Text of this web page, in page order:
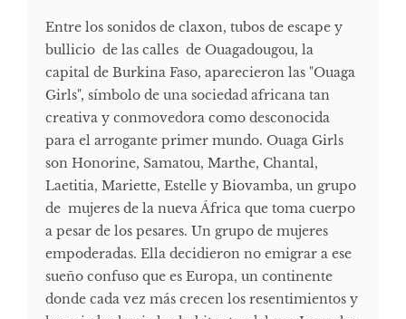
Entre los sonidos de claxon, tubos de escape y
bullicio de las calles de Ouagadougou, la
capital de Burkina Faso, aparecieron las "Ouaga
Girls", símbolo de una sociedad africana tan
creativa y conmovedora como desconocida
para el arrogante primer mundo. Ouaga Girls
son Honorine, Samatou, Marthe, Chantal,
Laetitia, Mariette, Estelle y Biovamba, un grupo
de mujeres de la nueva África que toma cuerpo
a pesar de los pesares. Un grupo de mujeres
empoderadas. Ella decidieron no emigrar a ese
sueño confuso que es Europa, un continente
donde cada vez más crecen los resentimientos y